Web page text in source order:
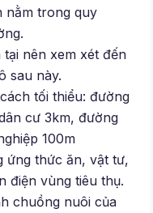
nằm trong quy
nên xem xét đến
sau này.
tối thiểu: đường
cư 3km, đường
100m
ứng thức ăn, vật tư,
điện vùng tiêu thụ.
chuồng nuôi của